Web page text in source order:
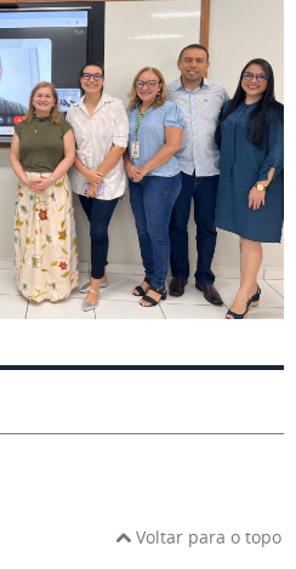
Voltar para o topo